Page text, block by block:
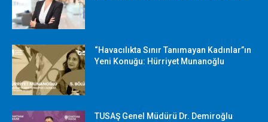
“Havacılıkta Sınır Tanımayan Kadınlar”ın
Yeni Konuğu: Hürriyet Munanoğlu
TUSAŞ Genel Müdürü Dr. Demiroğlu